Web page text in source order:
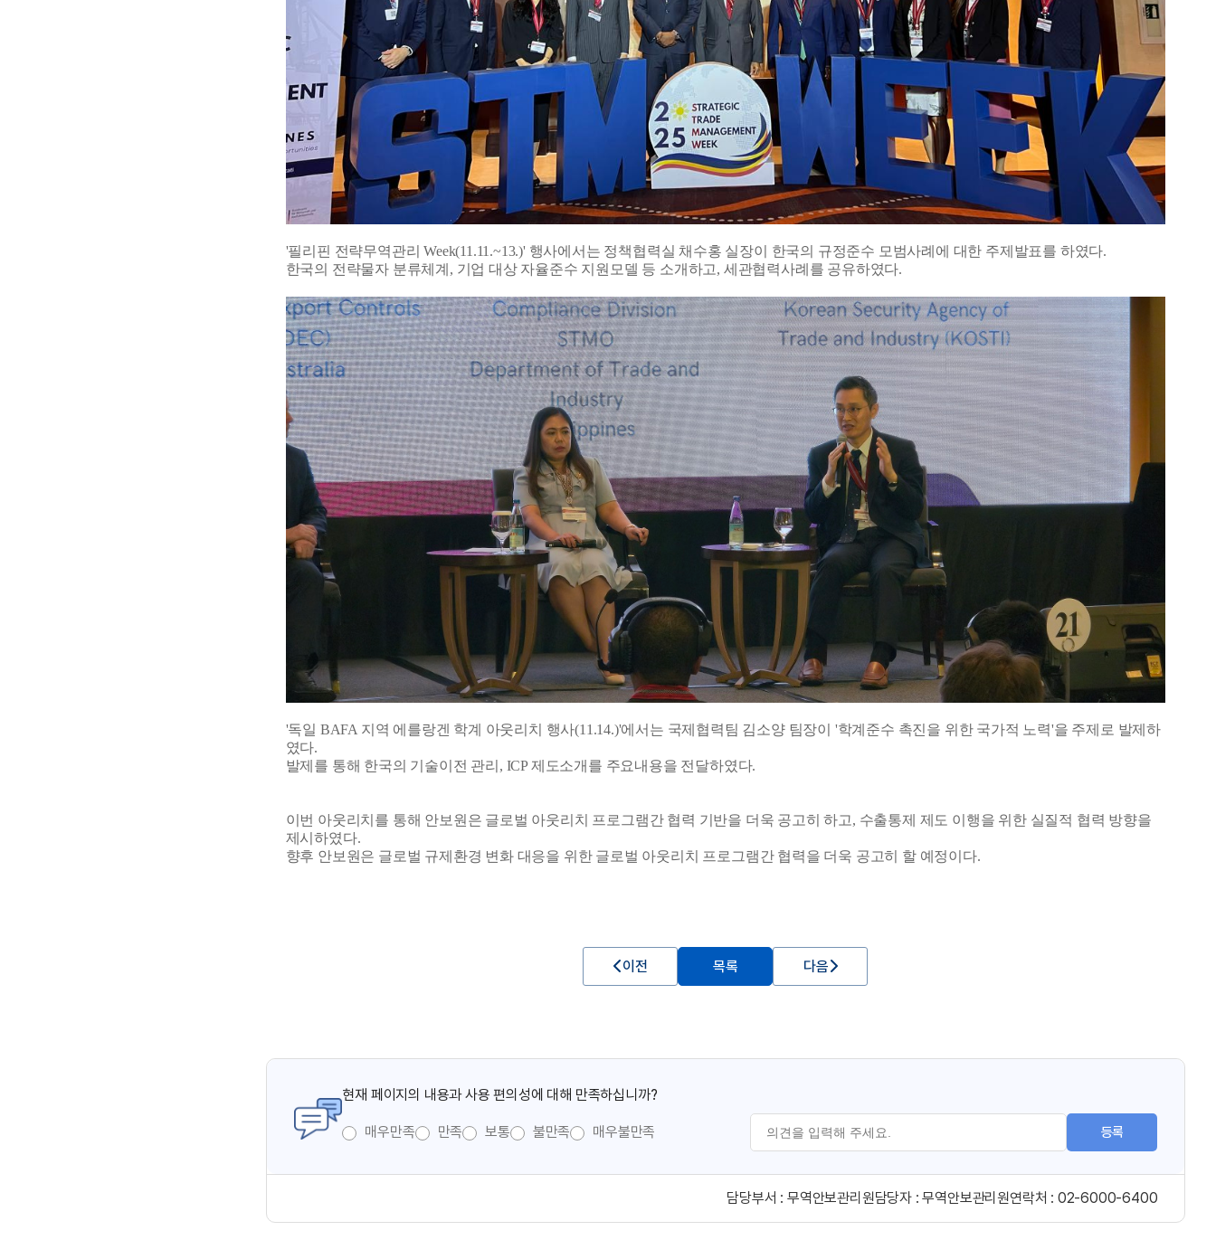
'필리핀 전략무역관리 Week(11.11.~13.)' 행사에서는 정책협력실 채수홍 실장이 한국의 규정준수 모범사례에 대한 주제발표를 하였다.
한국의 전략물자 분류체계, 기업 대상 자율준수 지원모델 등 소개하고, 세관협력사례를 공유하였다.
'독일 BAFA 지역 에를랑겐 학계 아웃리치 행사(11.14.)'에서는 국제협력팀 김소양 팀장이 '학계준수 촉진을 위한 국가적 노력'을 주제로 발제하
였다.
발제를 통해 한국의 기술이전 관리, ICP 제도소개를 주요내용을 전달하였다.
이번 아웃리치를 통해 안보원은 글로벌 아웃리치 프로그램간 협력 기반을 더욱 공고히 하고, 수출통제 제도 이행을 위한 실질적 협력 방향을
제시하였다.
향후 안보원은 글로벌 규제환경 변화 대응을 위한 글로벌 아웃리치 프로그램간 협력을 더욱 공고히 할 예정이다.
이전 목록 다음
현재 페이지의 내용과 사용 편의성에 대해 만족하십니까?
매우만족 만족 보통 불만족 매우불만족 등록
담당부서 : 무역안보관리원담당자 :무역안보관리원연락처 : 02-6000-6400